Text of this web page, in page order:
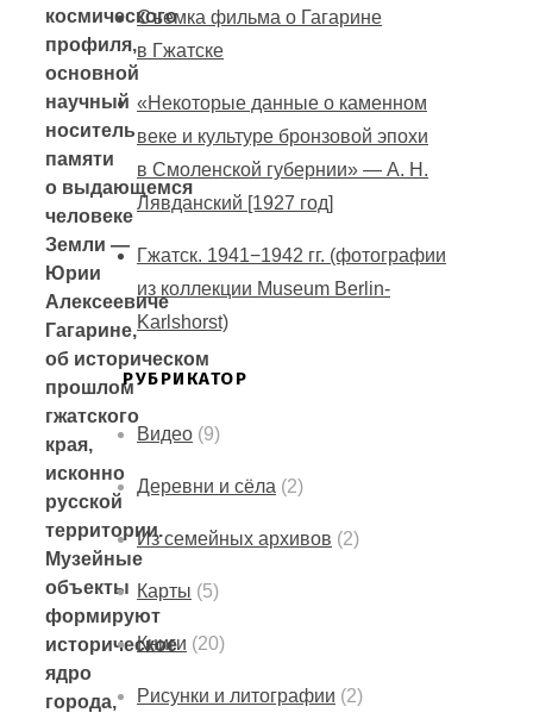
космического
профиля,
основной
научный
носитель
памяти
о выдающемся
человеке
Земли —
Юрии
Алексеевиче
Гагарине,
об историческом
прошлом
гжатского
края,
исконно
русской
территории.
Музейные
объекты
формируют
историческое
ядро
города,
Съемка фильма о Гагарине
в Гжатске
«Некоторые данные о каменном
веке и культуре бронзовой эпохи
в Смоленской губернии» — А. Н.
Лявданский [1927 год]
Гжатск. 1941−1942 гг. (фотографии
из коллекции Museum Berlin-
Karlshorst)
РУБРИКАТОР
Видео (9)
Деревни и сёла (2)
Из семейных архивов (2)
Карты (5)
Книги (20)
Рисунки и литографии (2)